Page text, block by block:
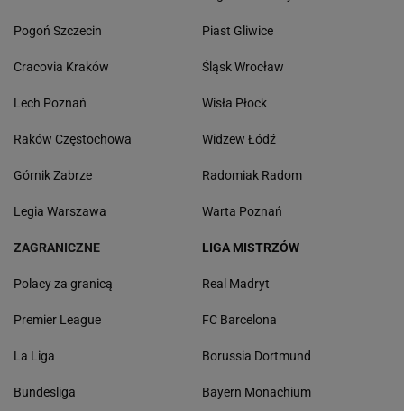
Pogoń Szczecin
Cracovia Kraków
Lech Poznań
Raków Częstochowa
Górnik Zabrze
Legia Warszawa
Piast Gliwice
Śląsk Wrocław
Wisła Płock
Widzew Łódź
Radomiak Radom
Warta Poznań
ZAGRANICZNE
Polacy za granicą
Premier League
La Liga
Bundesliga
LIGA MISTRZÓW
Real Madryt
FC Barcelona
Borussia Dortmund
Bayern Monachium